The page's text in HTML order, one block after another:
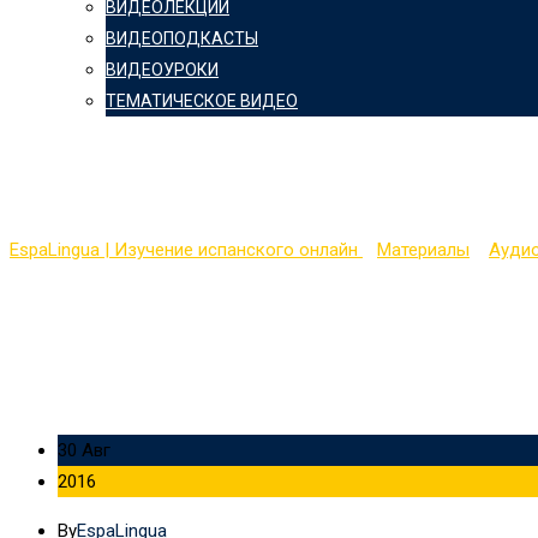
ВИДЕОЛЕКЦИИ
ВИДЕОПОДКАСТЫ
ВИДЕОУРОКИ
ТЕМАТИЧЕСКОЕ ВИДЕО
EspaLingua | Изучение испанского онлайн Материалы
30 Авг
2016
ByEspaLingua